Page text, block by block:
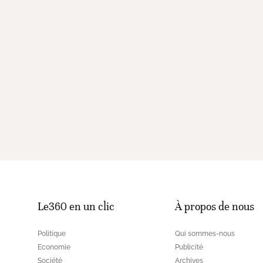
Le360 en un clic
Politique
Economie
Société
À propos de nous
Qui sommes-nous
Publicité
Archives